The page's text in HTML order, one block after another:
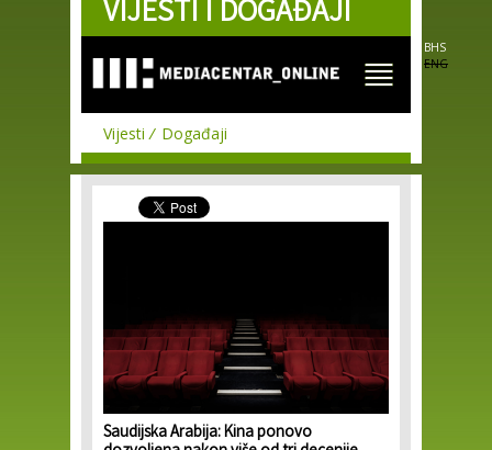
Skip to
main
VIJESTI I DOGAĐAJI
BHS
ENG
Vijesti Događaji
Saudijska Arabija: Kina ponovo